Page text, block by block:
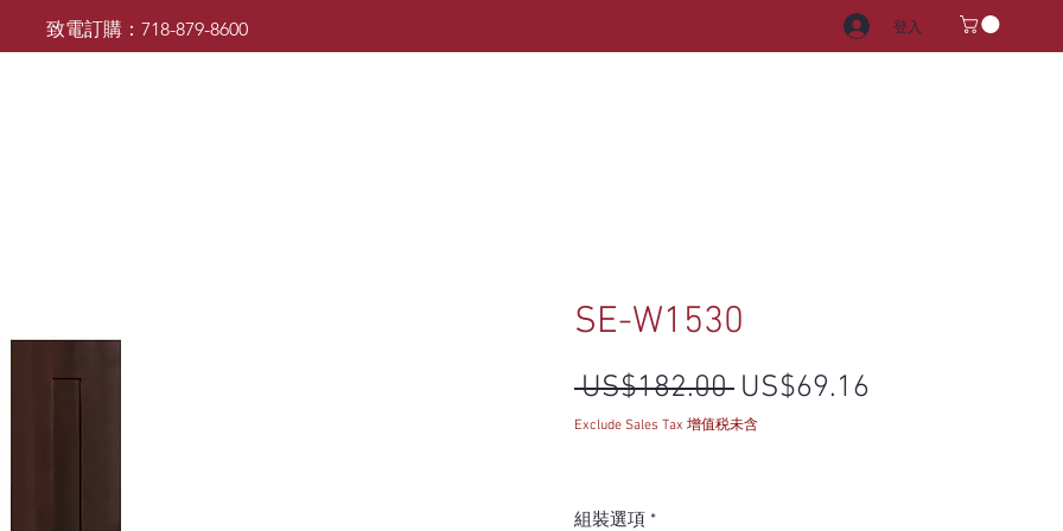
致電訂購：718-879-8600 登入
SE-W1530
US$182.00 一般價格
US$69.16
Exclude Sales Tax 增值税未含
組裝選項 *